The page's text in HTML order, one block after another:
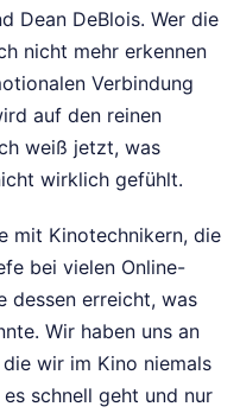
Dean DeBlois. Wer die
nicht mehr erkennen
Verbindung
auf den reinen
weiß jetzt, was
wirklich gefühlt.
mit Kinotechnikern, die
bei vielen Online-
dessen erreicht, was
Wir haben uns an
wir im Kino niemals
schnell geht und nur